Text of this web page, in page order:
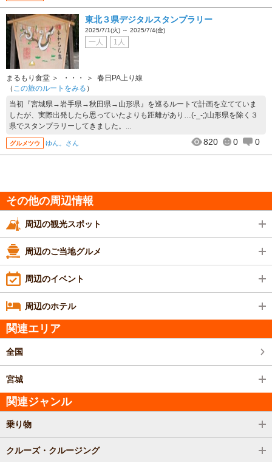
東北３県デジタルスタンプラリー
2025/7/1(火) ～ 2025/7/4(金)
一人 1人
まるもり食堂 ・・・
春日PA上り線
（ この旅のルートをみる ）
当初『宮城県→岩手県→秋田県→山形県』を巡るルートで計画を立てていま
したが、実際出発したら思っていたよりも距離があり…(-_-;)山形県を除く３
県でスタンプラリーしてきました。...
グルメツウ ゆん。さん 820 0 0
その他の周辺情報
周辺の観光スポット
周辺のご当地グルメ
周辺のイベント
周辺のホテル
関連エリア
全国
宮城
関連ジャンル
乗り物
クルーズ・クルージング